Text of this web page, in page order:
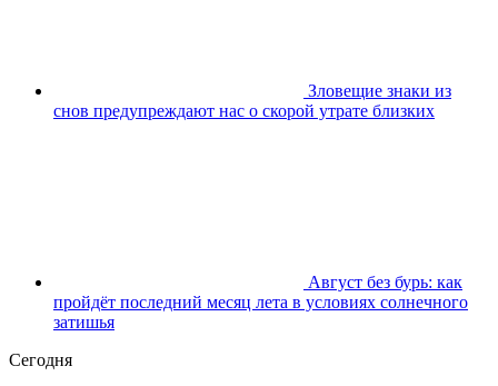
Зловещие знаки из
снов предупреждают нас о скорой утрате близких
Август без бурь: как
пройдёт последний месяц лета в условиях солнечного
затишья
Сегодня